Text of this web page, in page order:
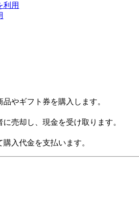
利用
やギフト券を購入します。
売却し、現金を受け取ります。
入代金を支払います。